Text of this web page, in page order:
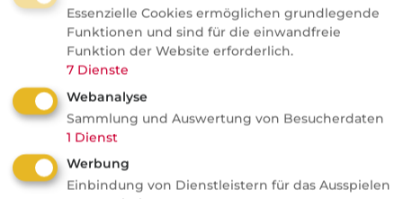
Kategorie: Gesetzliche Rentenversicherung
PassendeNachrichten zum
Fachbegriff
Essenzielle Cookies ermöglichen grundlegende
Funktionen und sind für die einwandfreie
Funktion der Website erforderlich.
7 Dienste
Webanalyse
Sammlung und Auswertung von Besucherdaten
1 Dienst
Werbung
Einbindung von Dienstleistern für das Ausspielen